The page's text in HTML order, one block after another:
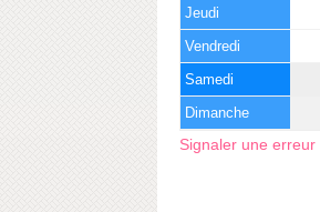
Jeudi
Vendredi
Samedi
Dimanche
Signaler une erreur